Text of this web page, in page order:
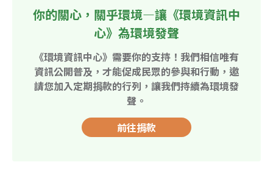
你的關心，關乎環境—讓《環境資訊中
心》為環境發聲
《環境資訊中心》需要你的支持！我們相信唯有
資訊公開普及，才能促成民眾的參與和行動，邀
請您加入定期捐款的行列，讓我們持續為環境發
聲。
前往捐款